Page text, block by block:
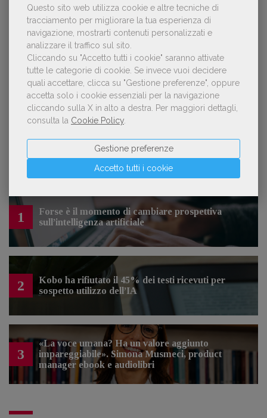
Questo sito web utilizza cookie e altre tecniche di
tracciamento per migliorare la tua esperienza di
navigazione, mostrarti contenuti personalizzati e
analizzare il traffico sul sito.
Cliccando su "Accetto tutti i cookie" saranno attivate
tutte le categorie di cookie. Se invece vuoi decidere
quali accettare, clicca su "Gestione preferenze", oppure
accetta solo i cookie essenziali per la navigazione
cliccando sulla X in alto a destra.
Per maggiori dettagli,
consulta la Cookie Policy
Accetto tutti i cookie
Gestione preferenze
OFFERTE DI LAVORO
Lavoro: 7 posizioni aperte e 9 stage in
editoria
1
Forse è il momento di cambiare prospettiva
sull’intelligenza artificiale
2
Kobo ha rifiutato il 45% dei testi ricevuti per
sospetto utilizzo dell’IA
3
«La voce umana? Ha un valore aggiunto
impareggiabile». Simona Musmeci, product
manager ebook e audiolibri